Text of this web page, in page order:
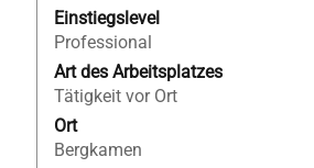
Einstiegslevel
Professional
Art des Arbeitsplatzes
Tätigkeit vor Ort
Ort
Bergkamen
die
Stelleninformationen
vollständig
anzuzeigen.